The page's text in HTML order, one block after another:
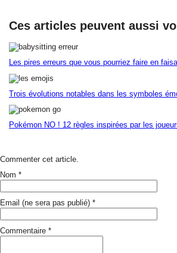
Ces articles peuvent aussi
Les pires erreurs que vous pourriez faire en
Trois évolutions notables dans les symboles
Pokémon NO ! 12 règles inspirées par les
Commenter cet article.
Nom *
Email (ne sera pas publié) *
Commentaire *